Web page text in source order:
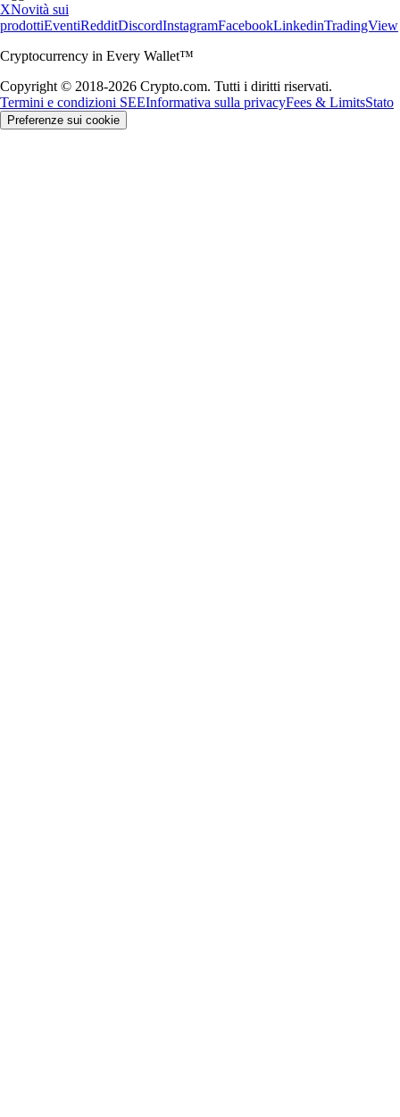
XNovità sui
prodottiEventiRedditDiscordInstagramFacebookLinkedinTradingView
Cryptocurrency in Every Wallet™
Copyright © 2018-2026 Crypto.com. Tutti i diritti riservati.
Termini e condizioni SEEInformativa sulla privacyFees & LimitsStato
Preferenze sui cookie